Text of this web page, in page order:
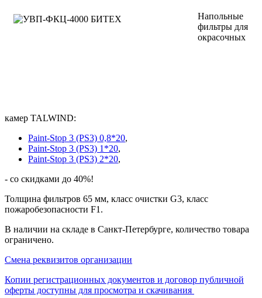
Напольные
фильтры для
окрасочных
камер TALWIND:
Paint-Stop 3 (PS3) 0,8*20,
Paint-Stop 3 (PS3) 1*20,
Paint-Stop 3 (PS3) 2*20,
- со скидками до 40%!
Толщина фильтров 65 мм, класс очистки G3, класс
пожаробезопасности F1.
В наличии на складе в Санкт-Петербурге, количество товара
ограничено.
Смена реквизитов организации
Копии регистрационных документов и договор публичной
оферты доступны для просмотра и скачивания